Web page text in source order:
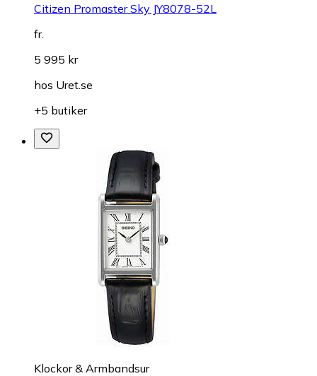
Citizen Promaster Sky JY8078-52L
fr.
5 995 kr
hos Uret.se
+5 butiker
Klockor & Armbandsur